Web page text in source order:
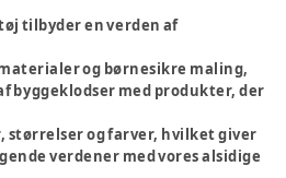
tilbyder en verden af
og børnesikre maling,
byggeklodser med produkter, der
størrelser og farver, hvilket giver
verdener med vores alsidige